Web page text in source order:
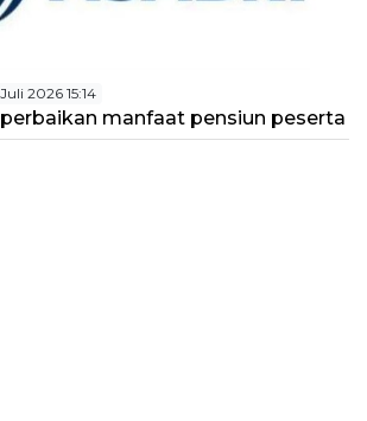
2026 15:14
manfaat pensiun peserta